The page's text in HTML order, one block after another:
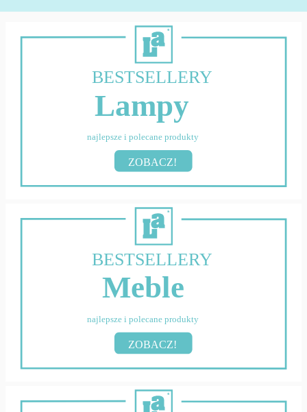
BESTSELLERY
Lampy
najlepsze i polecane produkty
ZOBACZ!
BESTSELLERY
Meble
najlepsze i polecane produkty
ZOBACZ!